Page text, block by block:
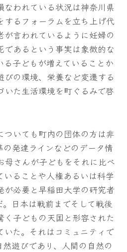
なわれている状況は神奈川県
するフォーラムを立ち上げ代
言われているように妊婦の
であるという事実は象徴的な
子どもが増えていることか
びの環境、栄養など変遷する
た生活環境を町ぐるみで啓
ついても町内の団体の方は非
発達ラインなどのデータ情
母さんが子どもをそれに比べ
いることや人権あるいは科学
が必要と早稲田大学の研究者
日本は戦前までそして戦後
く子どもの天国と形容された
いた。それはコミュニティで
遊びであり、人間の自然の